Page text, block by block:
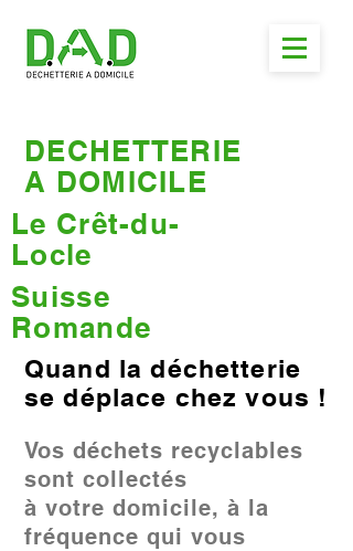
DECHETTERIE
A DOMICILE
Le Crêt-du-
Locle
Suisse
Romande
Quand la déchetterie
se déplace chez vous !
Vos déchets recyclables
sont collectés
à votre domicile, à la
fréquence qui vous